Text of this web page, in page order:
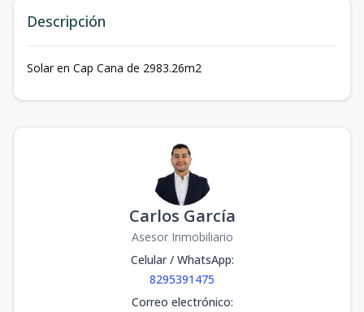
Descripción
Solar en Cap Cana de 2983.26m2
Carlos García
Asesor Inmobiliario
Celular / WhatsApp:
8295391475
Correo electrónico: